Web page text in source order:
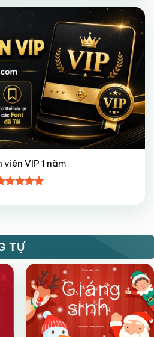
5 sao
viên VIP 1 năm
55
TỰ